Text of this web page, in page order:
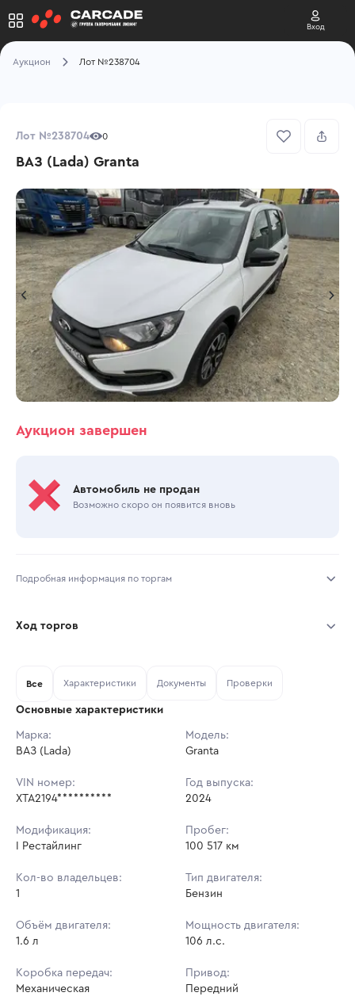
Вход
Аукцион Лот №238704
Лот №238704 0
ВАЗ (Lada) Granta
Аукцион завершен
Автомобиль не продан
Возможно скоро он появится вновь
Подробная информация по торгам
Тип аукциона: Открытые торги
Шаг торгов: 7 245 ₽
Кол-во ставок:
Ход торгов
Ставок не найдено
в аукционах
Все Характеристики Документы Проверки
Основные характеристики
Марка:
ВАЗ (Lada)
Модель:
Granta
VIN номер:
XTA2194**********
Год выпуска:
2024
Модификация:
I Рестайлинг
Пробег:
100 517 км
Кол-во владельцев:
1
Тип двигателя:
Бензин
Объём двигателя:
1.6 л
Мощность двигателя:
106 л.с.
Коробка передач:
Механическая
Привод:
Передний